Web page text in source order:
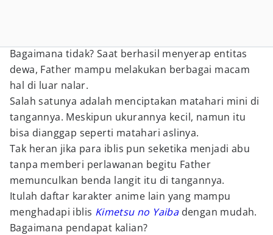
Bagaimana tidak? Saat berhasil menyerap entitas
dewa, Father mampu melakukan berbagai macam
hal di luar nalar.
Salah satunya adalah menciptakan matahari mini di
tangannya. Meskipun ukurannya kecil, namun itu
bisa dianggap seperti matahari aslinya.
Tak heran jika para iblis pun seketika menjadi abu
tanpa memberi perlawanan begitu Father
memunculkan benda langit itu di tangannya.
Itulah daftar karakter anime lain yang mampu
menghadapi iblis Kimetsu no Yaibadengan mudah.
Bagaimana pendapat kalian?